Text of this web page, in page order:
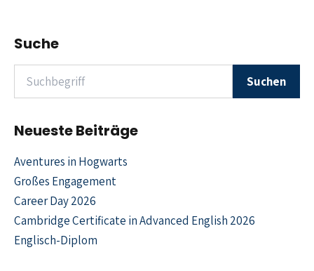
Suche
Suchen nach Suchen
Neueste Beiträge
Aventures in Hogwarts
Großes Engagement
Career Day 2026
Cambridge Certificate in Advanced English 2026
Englisch-Diplom